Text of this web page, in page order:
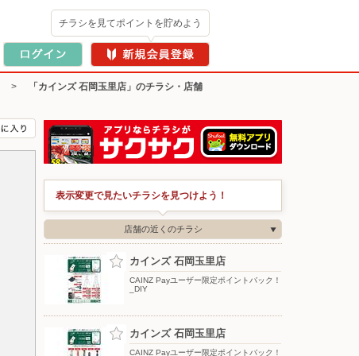
チラシを見てポイントを貯めよう
>
「カインズ 石岡玉里店」のチラシ・店舗
表示変更で見たいチラシを見つけよう！
店舗の近くのチラシ
カインズ 石岡玉里店
CAINZ Payユーザー限定ポイントバック！
_DIY
カインズ 石岡玉里店
CAINZ Payユーザー限定ポイントバック！